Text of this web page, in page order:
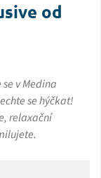
od
v Medina
se hýčkat!
relaxační